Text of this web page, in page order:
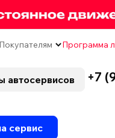
Покупателям Программа
автосервисов +7
сервис